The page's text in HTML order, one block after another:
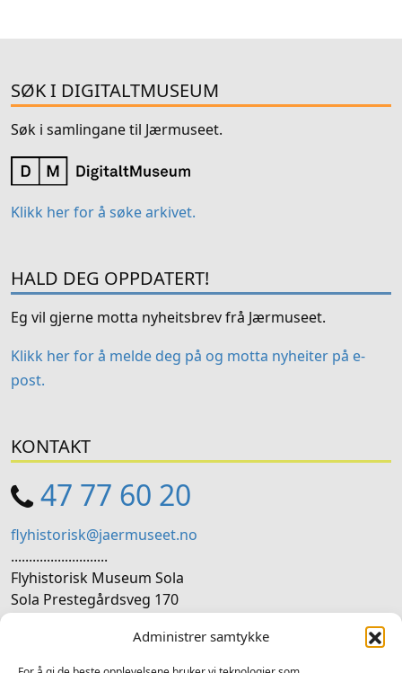
Administrer samtykke
SØK I DIGITALTMUSEUM
Søk i samlingane til Jærmuseet.
Klikk her for å søke arkivet.
HALD DEG OPPDATERT!
Eg vil gjerne motta nyheitsbrev frå Jærmuseet.
Klikk her for å melde deg på og motta nyheiter på e-
post.
KONTAKT
47 77 60 20
flyhistorisk@jaermuseet.no
...........................
Flyhistorisk Museum Sola
Sola Prestegårdsveg 170